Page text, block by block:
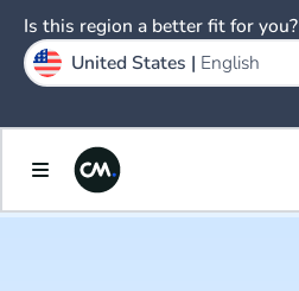
Is this region a better fit for you?
United States | English